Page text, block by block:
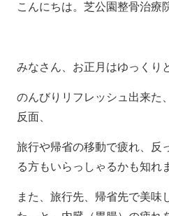
こんにちは。芝公園整骨治療
みなさん、お正月はゆっくり
のんびりリフレッシュ出来た
反面、
旅行や帰省の移動で疲れ、反
る方もいらっしゃるかも知れ
また、旅行先、帰省先で美味